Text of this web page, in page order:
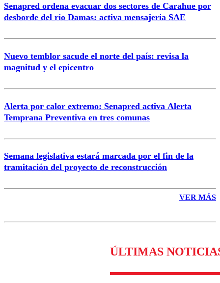
Correo
Senapred ordena evacuar dos sectores de Carahue por
desborde del río Damas: activa mensajería SAE
Nuevo temblor sacude el norte del país: revisa la
magnitud y el epicentro
Alerta por calor extremo: Senapred activa Alerta
Temprana Preventiva en tres comunas
Semana legislativa estará marcada por el fin de la
tramitación del proyecto de reconstrucción
VER MÁS
ÚLTIMAS